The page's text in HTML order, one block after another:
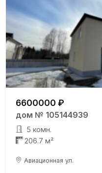
6600000 ₽
дом № 105144939
5 комн.
206.7 м²
Авиационная ул.